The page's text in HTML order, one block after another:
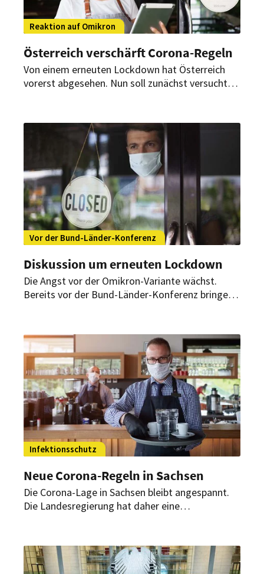
Reaktion auf Omikron
Österreich verschärft Corona-Regeln
Von einem erneuten Lockdown hat Österreich
vorerst abgesehen. Nun soll zunächst versucht
Infektionsgeschehen in den Griff zu bekommen.
Vor der Bund-Länder-Konferenz
Diskussion um erneuten Lockdown
Die Angst vor der Omikron-Variante wächst.
Bereits vor der Bund-Länder-Konferenz bringen
Kontaktreduktion stehen im Raum.
Infektionsschutz
Neue Corona-Regeln in Sachsen
Die Corona-Lage in Sachsen bleibt angespannt.
Die Landesregierung hat daher eine
Betriebe.